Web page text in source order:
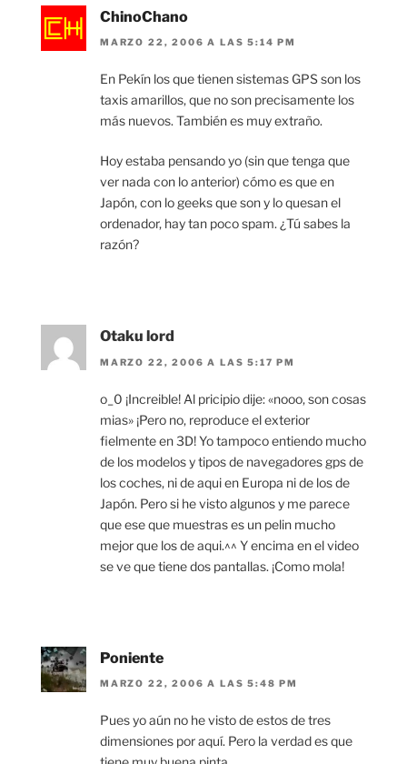
ChinoChano
MARZO 22, 2006 A LAS 5:14 PM
En Pekín los que tienen sistemas GPS son los
taxis amarillos, que no son precisamente los
más nuevos. También es muy extraño.
Hoy estaba pensando yo (sin que tenga que
ver nada con lo anterior) cómo es que en
Japón, con lo geeks que son y lo quesan el
ordenador, hay tan poco spam. ¿Tú sabes la
razón?
Otaku lord
MARZO 22, 2006 A LAS 5:17 PM
o_0 ¡Increible! Al pricipio dije: «nooo, son cosas
mias» ¡Pero no, reproduce el exterior
fielmente en 3D! Yo tampoco entiendo mucho
de los modelos y tipos de navegadores gps de
los coches, ni de aqui en Europa ni de los de
Japón. Pero si he visto algunos y me parece
que ese que muestras es un pelin mucho
mejor que los de aqui.^^ Y encima en el video
se ve que tiene dos pantallas. ¡Como mola!
Poniente
MARZO 22, 2006 A LAS 5:48 PM
Pues yo aún no he visto de estos de tres
dimensiones por aquí. Pero la verdad es que